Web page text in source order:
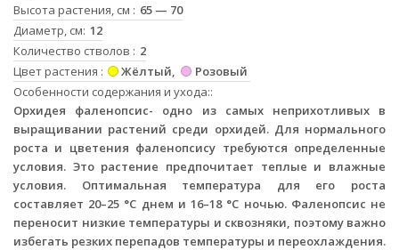
Высота растения, см
65 — 70
Диаметр, см 12
Количество стволов
2
Цвет растения
Жёлтый
Розовый
Особенности содержания и ухода:
Орхидея фаленопсис- одно из самых неприхотливых в
выращивании растений среди орхидей. Для нормального
роста и цветения фаленопсису требуются определенные
условия. Это растение предпочитает теплые и влажные
условия. Оптимальная температура для его роста
составляет 20–25 °C днем и 16–18 °C ночью. Фаленопсис не
переносит низкие температуры и сквозняки, поэтому важно
избегать резких перепадов температуры и переохлаждения.